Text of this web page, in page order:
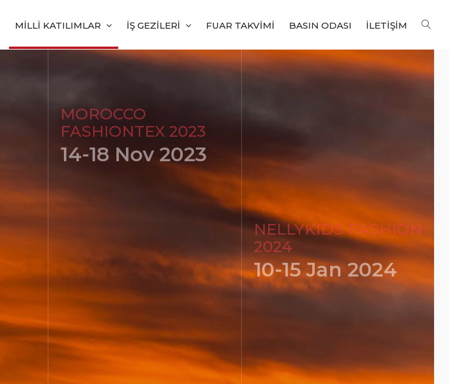
MILLI KATILIMLAR İŞ GEZILERI FUAR TAKVIMI BASIN ODASI İLETIŞIM
MOROCCO
FASHIONTEX 2023
14-18 Nov 2023
NELLYKIDS FASHION
2024
10-15 Jan 2024